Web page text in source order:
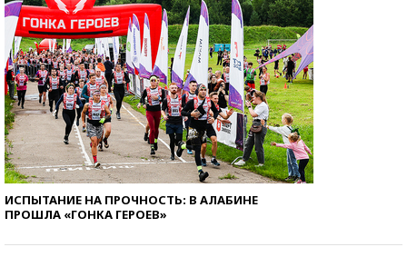
ИСПЫТАНИЕ НА ПРОЧНОСТЬ: В АЛАБИНЕ
ПРОШЛА «ГОНКА ГЕРОЕВ»